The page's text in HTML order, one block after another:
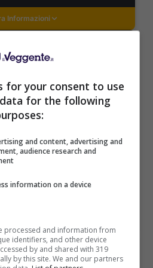
Informazioni
200€ REAL BONUS
50% fino a 50€ + 150€
50% fino a 50€ sul primo
for your consent to use
for the following
and content, advertising and
audience research and
information on a device
processed and information from
identifiers, and other device
by and shared with 319
by this site. We and our partners